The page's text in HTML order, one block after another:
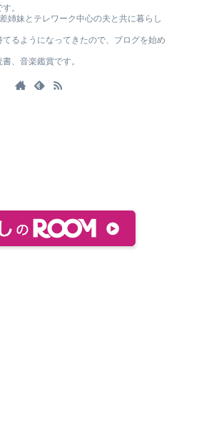
。
姉妹とテレワーク中心の夫と共に暮らし
るようになってきたので、ブログを始め
、音楽鑑賞です。